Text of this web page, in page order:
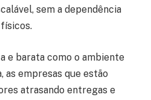
sem a dependência
e barata como o ambiente
as empresas que estão
atrasando entregas e